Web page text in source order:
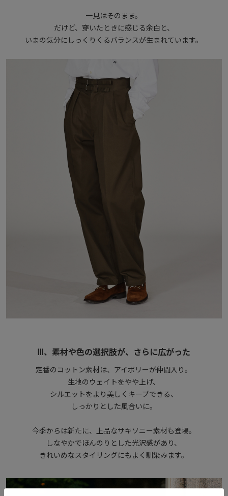
一見はそのまま。
だけど、穿いたときに感じる余白と、
いまの気分にしっくりくるバランスが生まれています。
Ⅲ、素材や色の選択肢が、さらに広がった
定番のコットン素材は、アイボリーが仲間入り。
生地のウェイトをやや上げ、
シルエットをより美しくキープできる、
しっかりとした風合いに。
今季からは新たに、上品なサキソニー素材も登場。
しなやかでほんのりとした光沢感があり、
きれいめなスタイリングにもよく馴染みます。